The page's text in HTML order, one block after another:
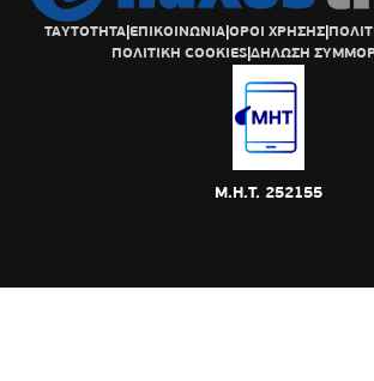
ΤΑΥΤΟΤΗΤΑ|ΕΠΙΚΟΙΝΩΝΙΑ|ΟΡΟΙ ΧΡΗΣΗΣ|
ΠΟΛΙΤΙΚΗ COOKIES|ΔΗΛΩΣΗ
Μ.Η.Τ. 252155